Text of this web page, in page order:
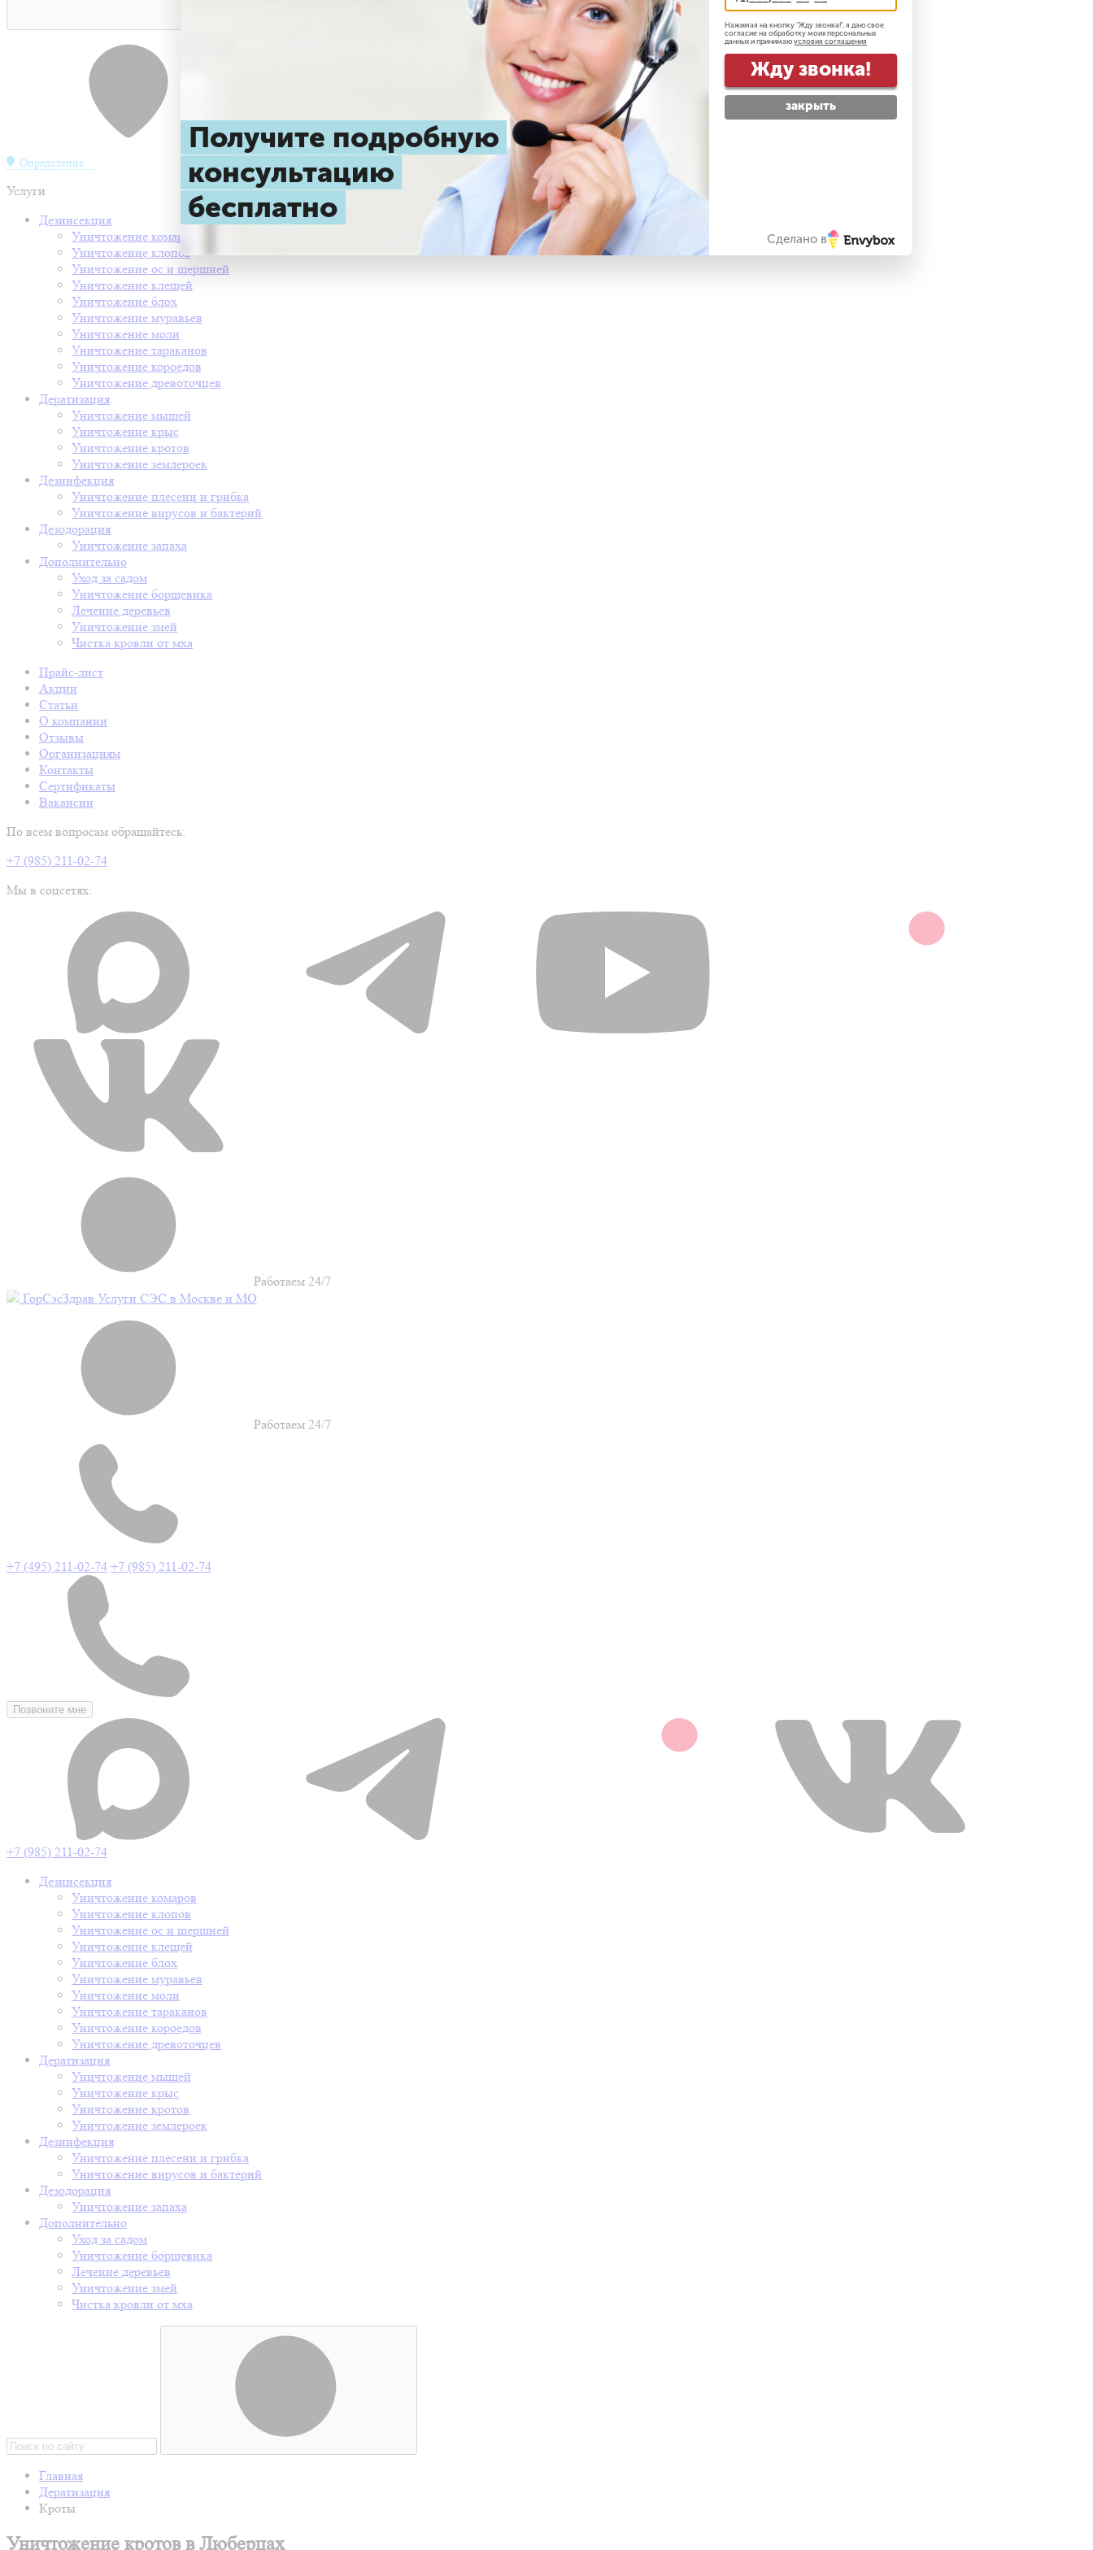
Определение...
Услуги
Дезинсекция
Уничтожение комаров
Уничтожение клопов
Уничтожение ос и шершней
Уничтожение клещей
Уничтожение блох
Уничтожение муравьев
Уничтожение моли
Уничтожение тараканов
Уничтожение короедов
Уничтожение древоточцев
Дератизация
Уничтожение мышей
Уничтожение крыс
Уничтожение кротов
Уничтожение землероек
Дезинфекция
Уничтожение плесени и грибка
Уничтожение вирусов и бактерий
Дезодорация
Уничтожение запаха
Дополнительно
Уход за садом
Уничтожение борщевика
Лечение деревьев
Уничтожение змей
Чистка кровли от мха
Прайс-лист
Акции
Статьи
О компании
Отзывы
Организациям
Контакты
Сертификаты
Вакансии
По всем вопросам обращайтесь:
+7 (985) 211-02-74
Мы в соцсетях:
Работаем 24/7
ГорСэсЗдрав Услуги СЭС в Москве и МО
Работаем 24/7
+7 (495) 211-02-74 +7 (985) 211-02-74
Позвоните мне
+7 (985) 211-02-74
Дезинсекция
Уничтожение комаров
Уничтожение клопов
Уничтожение ос и шершней
Уничтожение клещей
Уничтожение блох
Уничтожение муравьев
Уничтожение моли
Уничтожение тараканов
Уничтожение короедов
Уничтожение древоточцев
Дератизация
Уничтожение мышей
Уничтожение крыс
Уничтожение кротов
Уничтожение землероек
Дезинфекция
Уничтожение плесени и грибка
Уничтожение вирусов и бактерий
Дезодорация
Уничтожение запаха
Дополнительно
Уход за садом
Уничтожение борщевика
Лечение деревьев
Уничтожение змей
Чистка кровли от мха
Главная
Дератизация
Кроты
Уничтожение кротов в Люберцах
Получите подробную
консультацию
бесплатно
Нажимая на кнопку "Жду звонка!", я даю свое
согласие на обработку моих персональных
данных и принимаю условия соглашения
Жду звонка!
закрыть
Сделано в